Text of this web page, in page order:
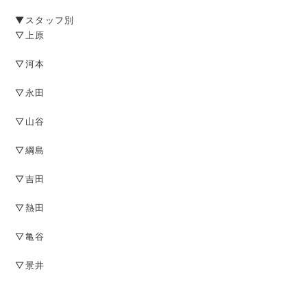
▼スタッフ別
▽上原
▽河本
▽永田
▽山谷
▽綱島
▽吉田
▽熱田
▽亀谷
▽景井